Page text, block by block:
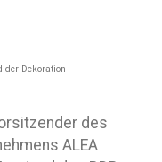
der Dekoration
des
ALEA